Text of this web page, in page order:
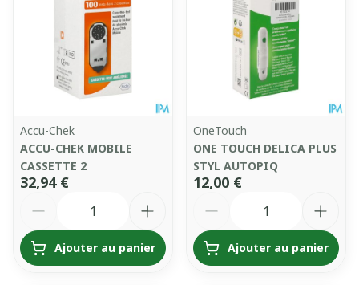
Accu-Chek
ACCU-CHEK MOBILE
CASSETTE 2
32,94 €
Ajouter au panier
OneTouch
ONE TOUCH DELICA PLUS
STYL AUTOPIQ
12,00 €
Ajouter au panier